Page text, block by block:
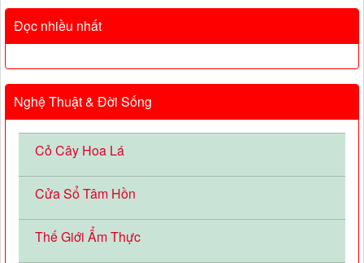
Đọc nhiều nhất
Nghệ Thuật & Đời Sống
Cỏ Cây Hoa Lá
Cửa Sổ Tâm Hồn
Thế Giới Ẩm Thực